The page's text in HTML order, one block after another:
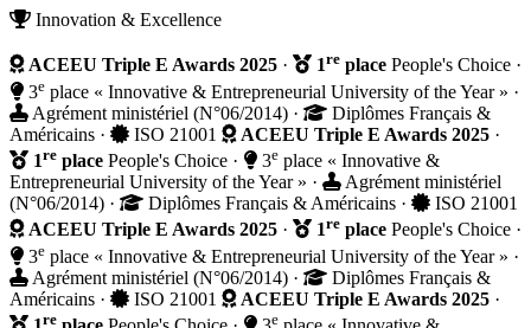
Innovation & Excellence
ACEEU Triple E Awards 2025 · 1re place People's Choice ·
3e place « Innovative & Entrepreneurial University of the Year » ·
Agrément ministériel (N°06/2014) ·
Diplômes Français &
Américains · ISO 21001 ACEEU Triple E Awards 2025 ·
1re place People's Choice · 3e place « Innovative &
Entrepreneurial University of the Year » ·
Agrément ministériel
(N°06/2014) · Diplômes Français & Américains ·
ISO 21001
ACEEU Triple E Awards 2025 · 1re place People's Choice ·
3e place « Innovative & Entrepreneurial University of the Year » ·
Agrément ministériel (N°06/2014) ·
Diplômes Français &
Américains · ISO 21001 ACEEU Triple E Awards 2025 ·
re e